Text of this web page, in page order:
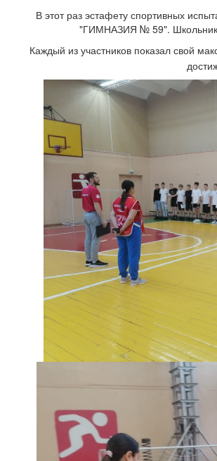
В этот раз эстафету спортивных
"ГИМНАЗИЯ № 59". Школьники
Каждый из участников показал свой